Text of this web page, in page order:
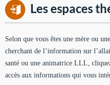
Les espaces
Selon que vous êtes une mère ou
cherchant de l’information sur
santé ou une animatrice LLL,
accès aux informations qui vous